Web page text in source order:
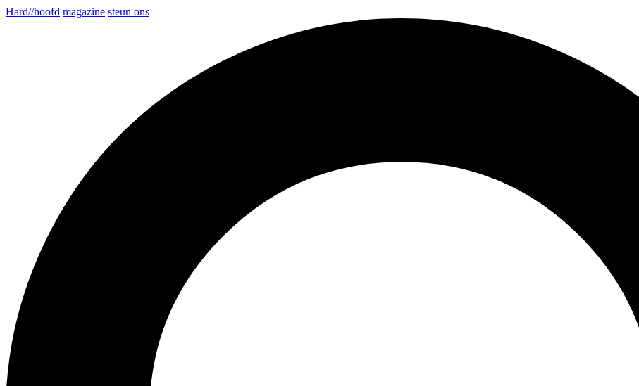
Hard//hoofd magazine steun ons